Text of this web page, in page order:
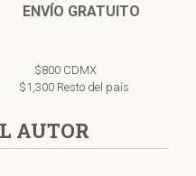
ENVÍO GRATUITO
$800 CDMX
$1,300 Resto del país
AUTOR